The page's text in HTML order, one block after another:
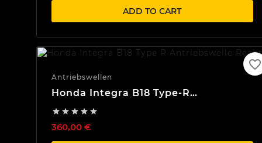
ADD TO CART
Antriebswellen
Honda Integra B18 Type-R
    
360,00 €
favorite_border